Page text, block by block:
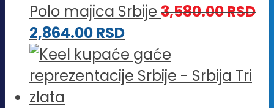
Polo majica Srbije 3,580.00RSD
2,864.00RSD